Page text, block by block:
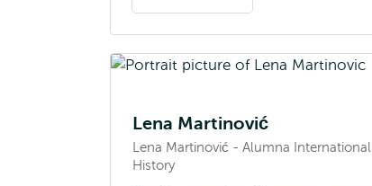
over
Bjorn
Fijneman
Lena Martinović
Lena Martinović - Alumna
History